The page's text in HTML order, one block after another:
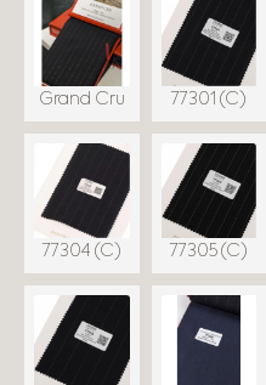
Grand Cru 77301 (C)
77304 (C) 77305 (C)